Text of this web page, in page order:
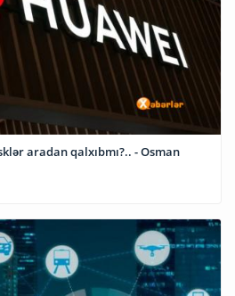
aradan qalxıbmı?.. - Osman